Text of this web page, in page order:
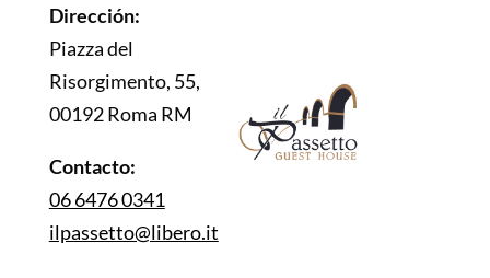
Dirección:
Piazza del
Risorgimento, 55,
00192 Roma RM
Contacto:
06 6476 0341
ilpassetto@libero.it